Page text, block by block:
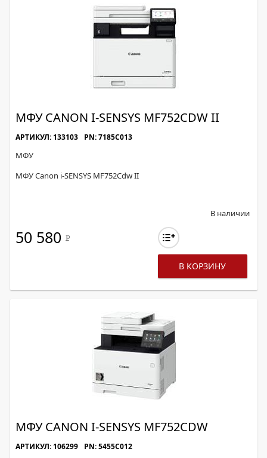
МФУ CANON I-SENSYS MF752CDW II
АРТИКУЛ: 133103 PN: 7185C013
МФУ
МФУ Canon i-SENSYS MF752Cdw II
В наличии
50 580 Р
В КОРЗИНУ
МФУ CANON I-SENSYS MF752CDW
АРТИКУЛ: 106299 PN: 5455C012